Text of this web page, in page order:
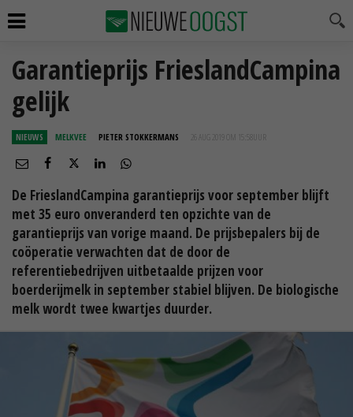
Garantieprijs FrieslandCampina
gelijk
NIEUWS MELKVEE PIETER STOKKERMANS 26 AUG 2019 OM 15:58
De FrieslandCampina garantieprijs voor september blijft
met 35 euro onveranderd ten opzichte van de
garantieprijs van vorige maand. De prijsbepalers bij de
coöperatie verwachten dat de door de
referentiebedrijven uitbetaalde prijzen voor
boerderijmelk in september stabiel blijven. De biologische
melk wordt twee kwartjes duurder.